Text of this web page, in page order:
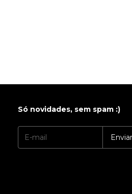
Só novidades, sem spam :)